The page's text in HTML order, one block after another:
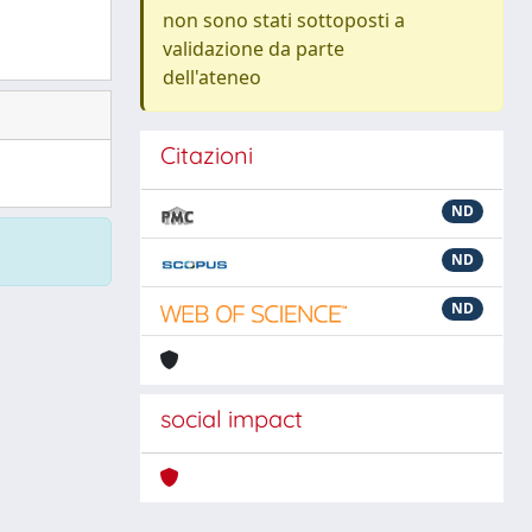
non sono stati sottoposti a
validazione da parte
dell'ateneo
Citazioni
ND
ND
ND
social impact